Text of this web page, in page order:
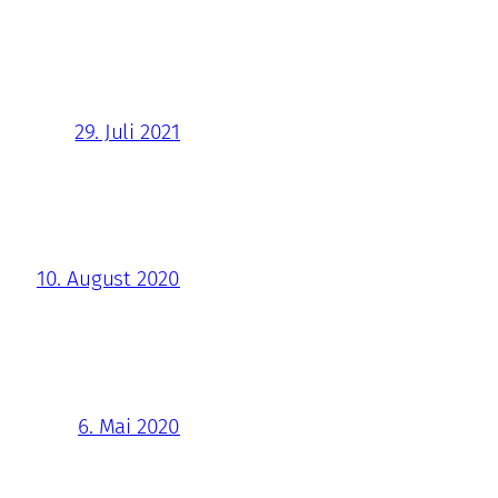
29. Juli 2021
10. August 2020
6. Mai 2020